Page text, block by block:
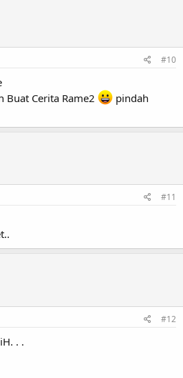
#10
Buat Cerita Rame2
pindah
#11
#12
. .